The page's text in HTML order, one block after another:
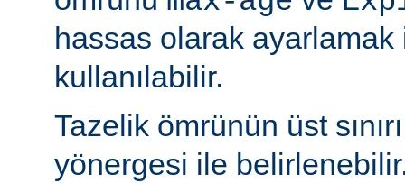
hassas olarak
kullanılabilir.
Tazelik ömrünün üst
yönergesi ile